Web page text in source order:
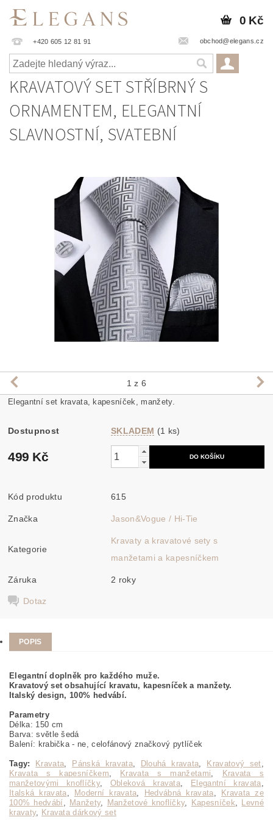
+420 605 12 81 91 obchod@elegans.cz
0 Kč
KRAVATOVÝ SET STŘÍBRNÝ S
ORNAMENTEM, ELEGANTNÍ
SLAVNOSTNÍ, SVATEBNÍ
1 z 6
Elegantní set kravata, kapesníček, manžety.
Dostupnost SKLADEM (1 ks)
499 Kč
Kód produktu 615
Značka Jason&Vogue / Hi-Tie
Kategorie
Kravaty a kravatové sety s
manžetami a kapesníčkem
Záruka 2 roky
Dotaz
POPIS
Elegantní doplněk pro každého muže.
Kravatový set obsahující kravatu, kapesníček a manžety.
Italský design, 100% hedvábí.
Parametry
Délka: 150 cm
Barva: světle šedá
Balení: krabička - ne, celofánový značkový pytlíček
Tagy: Kravata, Pánská kravata, Dlouhá kravata, Kravatový set,
Kravata s kapesníčkem, Kravata s manžetami,
Kravata s
manžetovými knoflíčky, Obleková kravata, Elegantní kravata,
Italská kravata, Moderní kravata, Hedvábná kravata,
Kravata ze
100% hedvábí, Manžety, Manžetové knoflíčky, Kapesníček, Levné
kravaty, Kravata dárkový set